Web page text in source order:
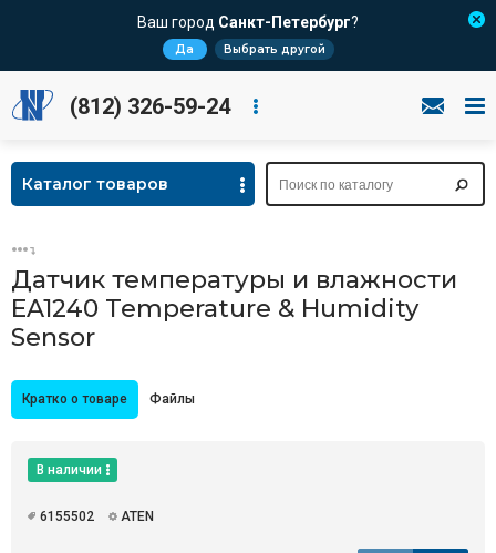
Ваш город Санкт-Петербург?
Да Выбрать другой
(812) 326-59-24
Каталог товаров
Датчик температуры и влажности
EA1240 Temperature & Humidity
Sensor
Кратко о товаре Файлы
В наличии
6155502 ATEN